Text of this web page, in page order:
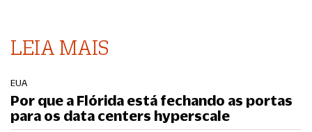
LEIA MAIS
EUA
Por que a Flórida está fechando as portas
para os data centers hyperscale